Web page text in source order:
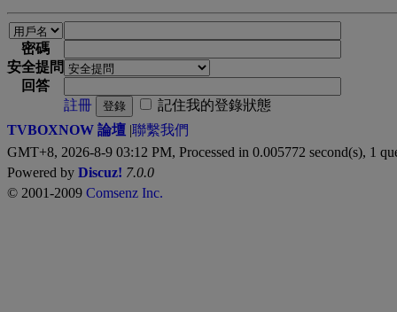
密碼
安全提問
回答
註冊
登錄
記住我的登錄狀態
TVBOXNOW 論壇 |聯繫我們
GMT+8, 2026-8-9 03:12 PM, Processed in 0.005772 second(s), 1
Powered by Discuz! 7.0.0
© 2001-2009 Comsenz Inc.